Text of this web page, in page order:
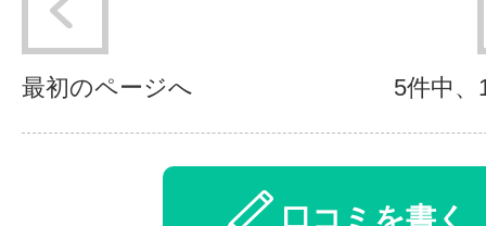
5件中、
最初のページへ
口コミを書く